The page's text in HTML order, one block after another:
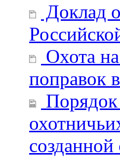
Доклад
Охота
поправок
Порядок